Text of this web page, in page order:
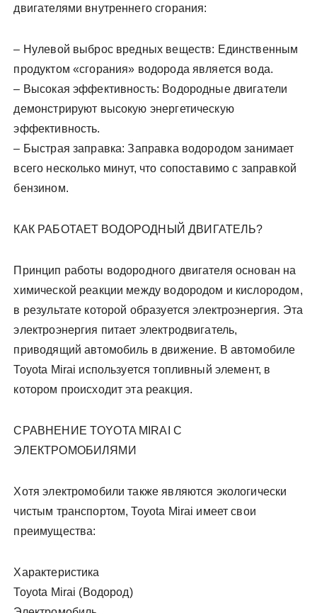
двигателями внутреннего сгорания:
– Нулевой выброс вредных веществ: Единственным
продуктом «сгорания» водорода является вода.
– Высокая эффективность: Водородные двигатели
демонстрируют высокую энергетическую
эффективность.
– Быстрая заправка: Заправка водородом занимает
всего несколько минут, что сопоставимо с заправкой
бензином.
КАК РАБОТАЕТ ВОДОРОДНЫЙ ДВИГАТЕЛЬ?
Принцип работы водородного двигателя основан на
химической реакции между водородом и кислородом,
в результате которой образуется электроэнергия. Эта
электроэнергия питает электродвигатель,
приводящий автомобиль в движение. В автомобиле
Toyota Mirai используется топливный элемент, в
котором происходит эта реакция.
СРАВНЕНИЕ TOYOTA MIRAI С
ЭЛЕКТРОМОБИЛЯМИ
Хотя электромобили также являются экологически
чистым транспортом, Toyota Mirai имеет свои
преимущества:
Характеристика
Toyota Mirai (Водород)